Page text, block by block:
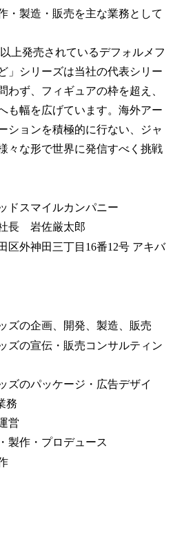
・製造・販売を主な業務として
上発売されているデフォルメフ
」シリーズは当社の代表シリー
わず、フィギュアの枠を超え、
も幅を広げています。海外アー
ションを積極的に行ない、ジャ
々な形で世界に発信すべく挑戦
スマイルカンパニー
長 岩佐厳太郎
外神田三丁目16番12号 アキバ
ズの企画、開発、製造、販売
ズの宣伝・販売コンサルティン
ズのパッケージ・広告デザイ
務
営
製作・プロデュース